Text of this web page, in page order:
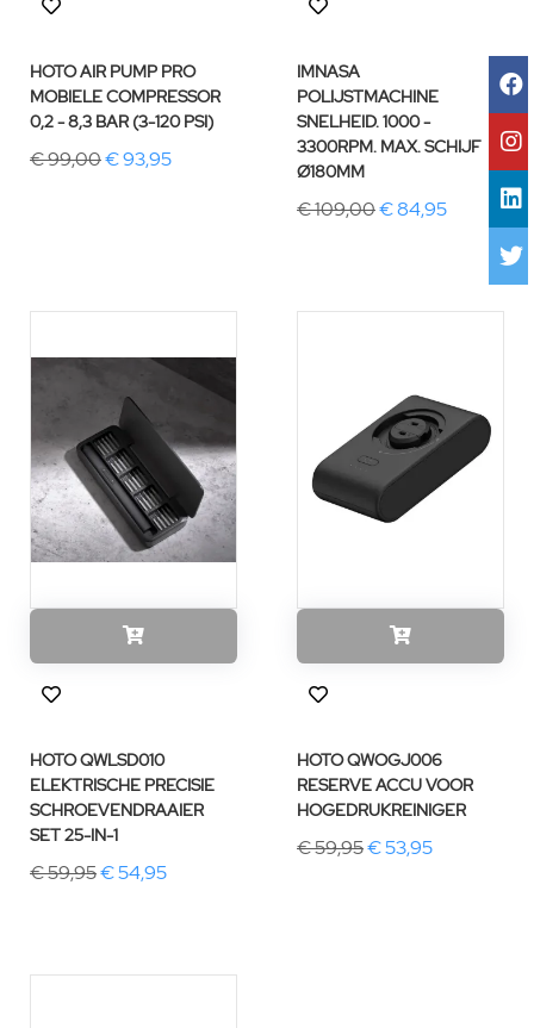
HOTO AIR PUMP PRO
MOBIELE COMPRESSOR
0,2 - 8,3 BAR (3-120 PSI)
€ 99,00€ 93,95
IMNASA
POLIJSTMACHINE
SNELHEID. 1000 -
3300RPM. MAX. SCHIJF
Ø180MM
€ 109,00€ 84,95
HOTO QWLSD010
ELEKTRISCHE PRECISIE
SCHROEVENDRAAIER
SET 25-IN-1
€ 59,95€ 54,95
HOTO QWOGJ006
RESERVE ACCU VOOR
HOGEDRUKREINIGER
€ 59,95€ 53,95